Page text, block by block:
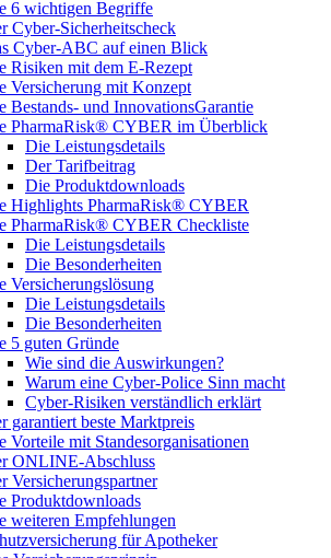
6 wichtigen Begriffe
Cyber-Sicher­heits­check
Cyber-ABC auf einen Blick
Risiken mit dem E-Rezept
Versicherung mit Konzept
Bestands- und InnovationsGarantie
PharmaRisk® CYBER im Überblick
Die Leistungsdetails
Der Tarifbeitrag
Die Produktdownloads
Highlights PharmaRisk® CYBER
PharmaRisk® CYBER Checkliste
Die Leistungsdetails
Die Besonderheiten
Versicherungslösung
Die Leistungsdetails
Die Besonderheiten
5 guten Gründe
Wie sind die Auswirkungen?
Warum eine Cyber-Police Sinn macht
Cyber-Risiken verständlich erklärt
garantiert beste Marktpreis
Vorteile mit Standesorganisationen
ONLINE-Abschluss
Versicherungspartner
Produktdownloads
weiteren Empfehlungen
für Apotheker